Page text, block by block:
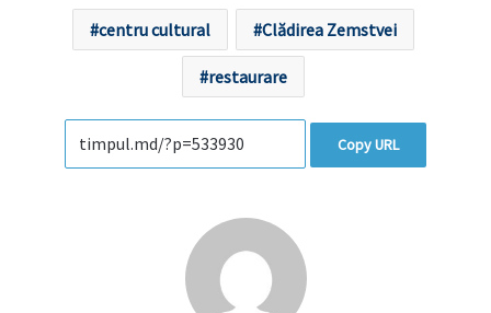
centru cultural Clădirea Zemstvei
restaurare
Copy URL